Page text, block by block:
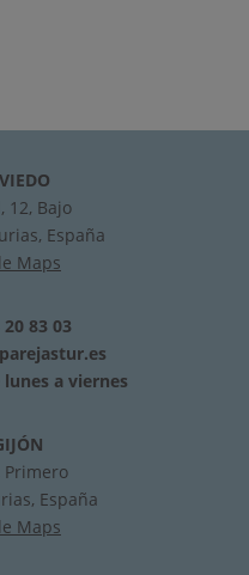
12, Bajo
España
Maps
83 03
a viernes
Primero
España
Maps